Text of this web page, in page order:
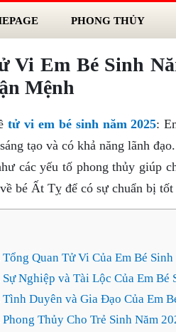
PHONG THỦY
Vi Em Bé Sinh
Mệnh
tử vi em bé sinh năm 2025:
tạo và có khả năng lãnh
các yếu tố phong thủy giúp
bé Ất Tỵ để có sự chuẩn bị
Tổng Quan Tử Vi Của Em Bé
Sự Nghiệp và Tài Lộc Của Em Bé
Tình Duyên và Gia Đạo Của Em
Phong Thủy Cho Trẻ Sinh Năm